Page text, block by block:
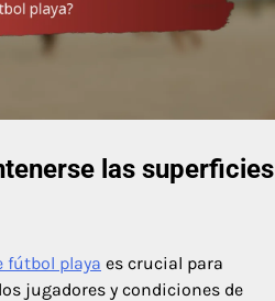
las superficies
fútbol playa es crucial para
jugadores y condiciones de